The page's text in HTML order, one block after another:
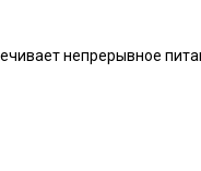
непрерывное